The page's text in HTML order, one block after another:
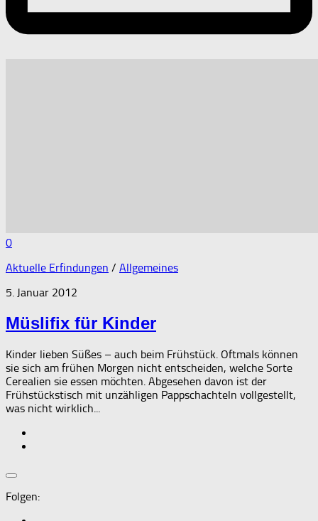
0
Aktuelle Erfindungen / Allgemeines
5. Januar 2012
Müslifix für Kinder
Kinder lieben Süßes – auch beim Frühstück. Oftmals können
sie sich am frühen Morgen nicht entscheiden, welche Sorte
Cerealien sie essen möchten. Abgesehen davon ist der
Frühstückstisch mit unzähligen Pappschachteln vollgestellt,
was nicht wirklich...
Folgen: